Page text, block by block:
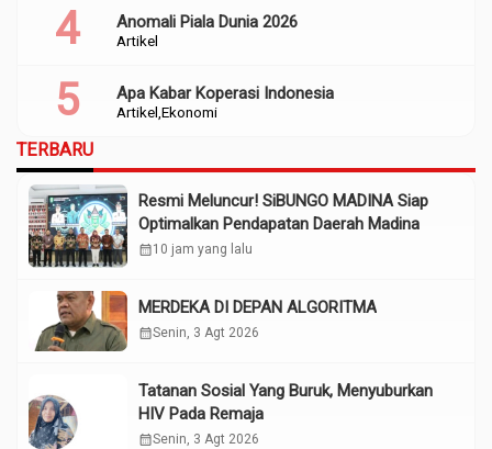
Artikel
Anomali Piala Dunia 2026
Artikel Ekonomi
Apa Kabar Koperasi Indonesia
TERBARU
Resmi Meluncur! SiBUNGO MADINA Siap
Optimalkan Pendapatan Daerah Madina
calendar_month10 jam yang lalu
MERDEKA DI DEPAN ALGORITMA
calendar_monthSenin, 3 Agt 2026
Tatanan Sosial Yang Buruk, Menyuburkan
HIV Pada Remaja
calendar_monthSenin, 3 Agt 2026